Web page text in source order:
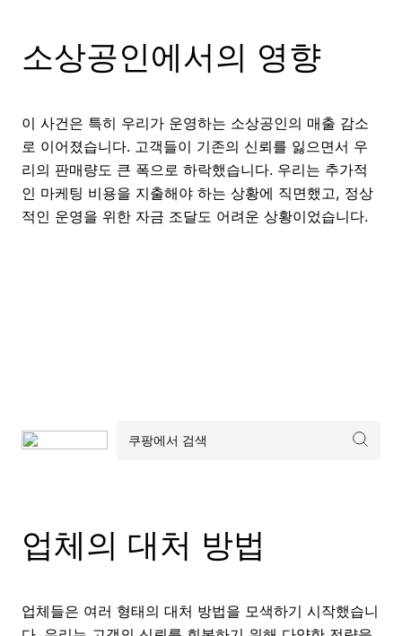
소상공인에서의 영향
이 사건은 특히 우리가 운영하는 소상공인의 매출 감소
로 이어졌습니다. 고객들이 기존의 신뢰를 잃으면서 우
리의 판매량도 큰 폭으로 하락했습니다. 우리는 추가적
인 마케팅 비용을 지출해야 하는 상황에 직면했고, 정상
적인 운영을 위한 자금 조달도 어려운 상황이었습니다.
업체의 대처 방법
업체들은 여러 형태의 대처 방법을 모색하기 시작했습니